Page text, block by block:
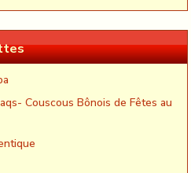
Couscous Bônois de Fêtes au